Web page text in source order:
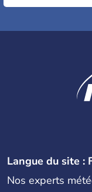
Langue du site :
Nos experts